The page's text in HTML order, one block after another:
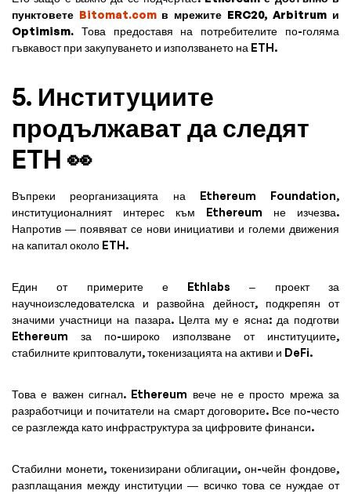
пунктовете Bitomat.com в мрежите ERC20, Arbitrum и
Optimism. Това предоставя на потребителите по-голяма
гъвкавост при закупуването и използването на ETH.
5. Институциите
продължават да следят
ETH 👀
Въпреки реорганизацията на Ethereum Foundation,
институционалният интерес към Ethereum не изчезва.
Напротив — появяват се нови инициативи и големи движения
на капитал около ETH.
Един от примерите е Ethlabs – проект за
научноизследователска и развойна дейност, подкрепян от
значими участници на пазара. Целта му е ясна: да подготви
Ethereum за по-широко използване от институциите,
стабилните криптовалути, токенизацията на активи и DeFi.
Това е важен сигнал. Ethereum вече не е просто мрежа за
разработчици и почитатели на смарт договорите. Все по-често
се разглежда като инфраструктура за цифровите финанси.
Стабилни монети, токенизирани облигации, он-чейн фондове,
разплащания между институции — всичко това се нуждае от